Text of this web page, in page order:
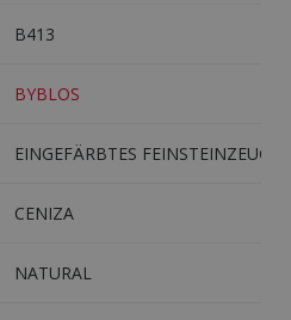
B413
BYBLOS
EINGEFÄRBTES FEINSTEINZEUG
CENIZA
NATURAL